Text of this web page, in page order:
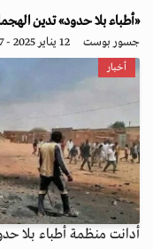
«أطباء بلا حدود» تدين
جسور بوست 12 يناير 2025 - 00:07
أخبار
أدانت منظمة أطباء بلا